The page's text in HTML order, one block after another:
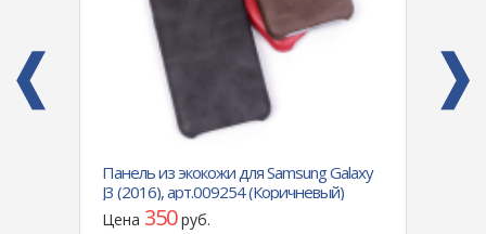
Панель из экокожи для Samsung Galaxy
J3 (2016), арт.009254 (Коричневый)
Цена 350руб.